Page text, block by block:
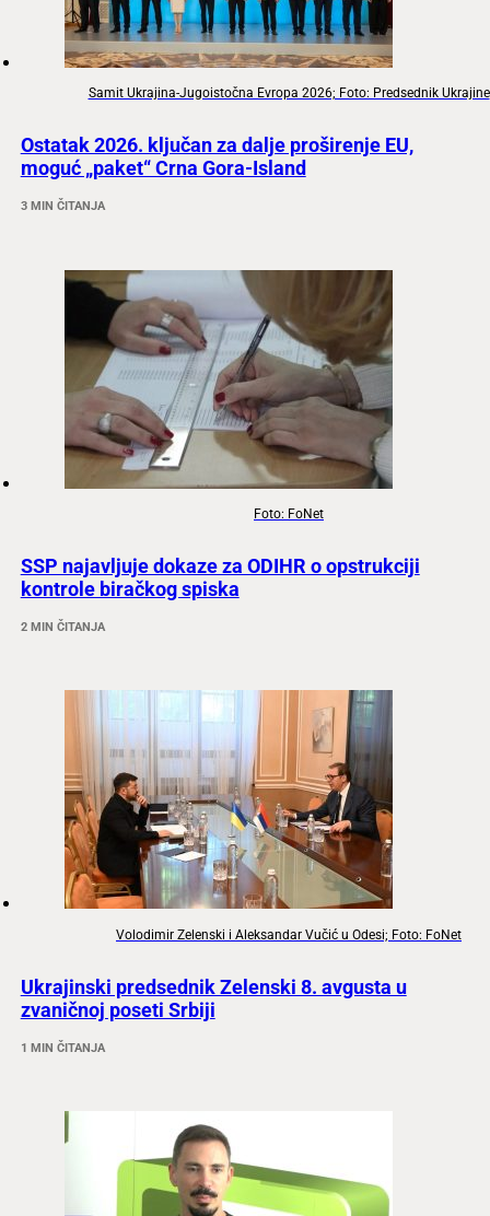
Samit Ukrajina-Jugoistočna Evropa 2026; Foto: Predsednik Ukrajine
Ostatak 2026. ključan za dalje proširenje EU,
moguć „paket“ Crna Gora-Island
3 MIN ČITANJA
Foto: FoNet
SSP najavljuje dokaze za ODIHR o opstrukciji
kontrole biračkog spiska
2 MIN ČITANJA
Volodimir Zelenski i Aleksandar Vučić u Odesi; Foto: FoNet
Ukrajinski predsednik Zelenski 8. avgusta u
zvaničnoj poseti Srbiji
1 MIN ČITANJA